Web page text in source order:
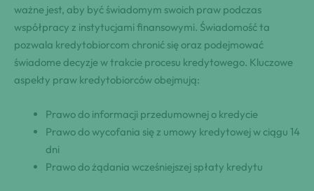
ważne jest, aby być świadomym swoich praw podczas
współpracy z instytucjami finansowymi. Świadomość ta
pozwala kredytobiorcom chronić się oraz podejmować
świadome decyzje w trakcie procesu kredytowego. Kluczowe
aspekty praw kredytobiorców obejmują:
Prawo do informacji przedumownej o kredycie
Prawo do wycofania się z umowy kredytowej w ciągu 14
dni
Prawo do żądania wcześniejszej spłaty kredytu